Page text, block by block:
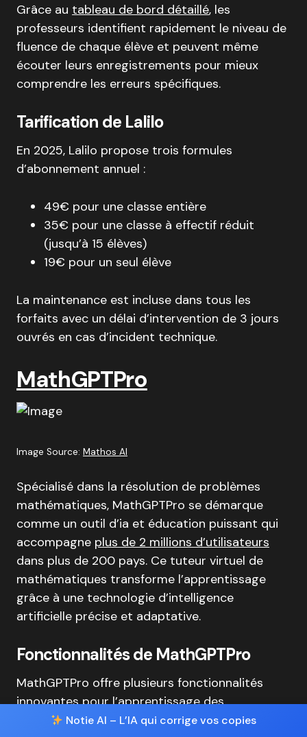
Grâce au tableau de bord détaillé, les
professeurs identifient rapidement le niveau de
fluence de chaque élève et peuvent même
écouter leurs enregistrements pour mieux
comprendre les erreurs spécifiques.
Tarification de Lalilo
En 2025, Lalilo propose trois formules
d’abonnement annuel :
49€ pour une classe entière
35€ pour une classe à effectif réduit
(jusqu’à 15 élèves)
19€ pour un seul élève
La maintenance est incluse dans tous les
forfaits avec un délai d’intervention de 3 jours
ouvrés en cas d’incident technique.
MathGPTPro
Image Source: Mathos AI
Spécialisé dans la résolution de problèmes
mathématiques, MathGPTPro se démarque
comme un outil d’ia et éducation puissant qui
accompagne plus de 2 millions d’utilisateurs
dans plus de 200 pays. Ce tuteur virtuel de
mathématiques transforme l’apprentissage
grâce à une technologie d’intelligence
artificielle précise et adaptative.
Fonctionnalités de MathGPTPro
MathGPTPro offre plusieurs fonctionnalités
innovantes pour l’apprentissage des
mathématiques :
Notie AI – L’IA qui corrige vos copies